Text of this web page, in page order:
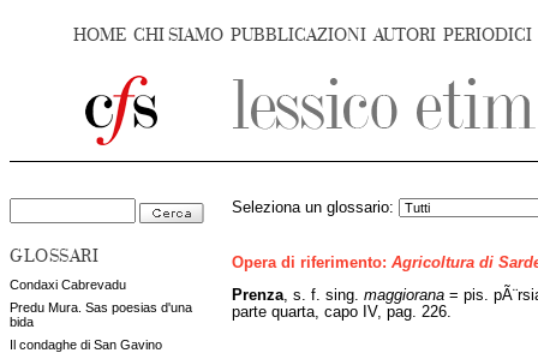
HOME CHI SIAMO PUBBLICAZIONI AUTORI PERIODICI
GLOSSARI
Condaxi Cabrevadu
Predu Mura. Sas poesias d'una
bida
Il condaghe di San Gavino
Seleziona un glossario:
Opera di riferimento: Agricoltura di
Prenza , s. f. sing. maggiorana = pis.
parte quarta, capo IV, pag. 226.